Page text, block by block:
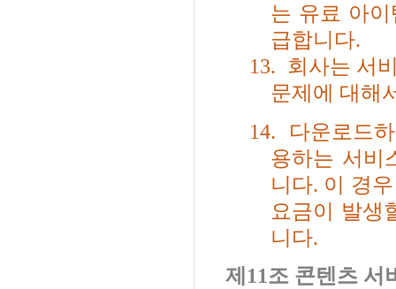
는 유료 아
급합니다.
13.
회사는 서
문제에 대해
14.
다운로드
용하는 서비
니다. 이 경
요금이 발생
니다.
제 11조 콘텐츠 서